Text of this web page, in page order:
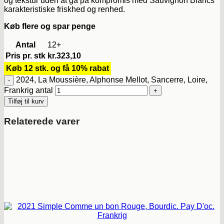
karakteristiske friskhed og renhed.
Køb flere og spar penge
Antal
12+
Pris pr. stk kr.323,10
Køb 12 stk. og få 10% rabat
2024, La Moussière, Alphonse Mellot, Sancerre, Loire,
Frankrig antal
Tilføj til kurv
Relaterede varer